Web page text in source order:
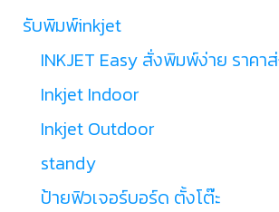
รับพิมพ์inkjet
INKJET Easy สั่งพิมพ์ง่าย ราคา
Inkjet Indoor
Inkjet Outdoor
standy
ป้ายฟิวเจอร์บอร์ด ตั้งโต๊ะ